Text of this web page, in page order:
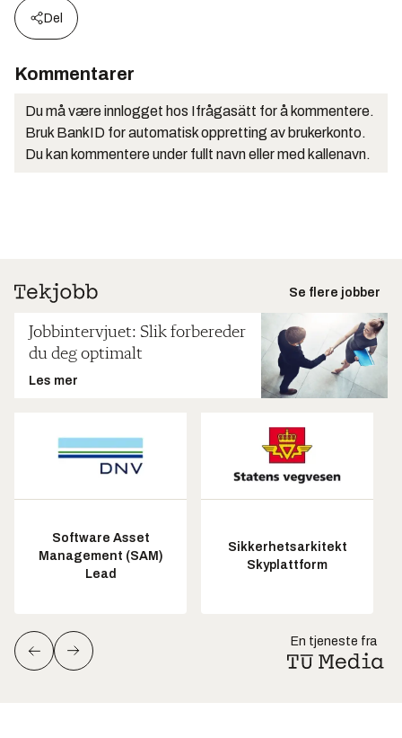
Del
Kommentarer
Du må være innlogget hos Ifrågasätt for å kommentere.
Bruk BankID for automatisk oppretting av brukerkonto.
Du kan kommentere under fullt navn eller med kallenavn.
Se flere jobber
Jobbintervjuet: Slik forbereder
du deg optimalt
Les mer
Software Asset
Management (SAM)
Lead
Sikkerhetsarkitekt
Skyplattform
En tjeneste fra